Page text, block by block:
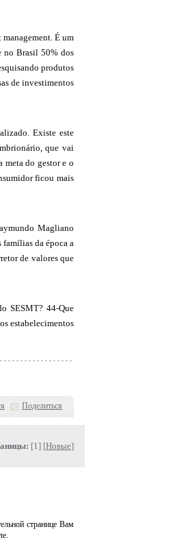
É um
no Brasil 50% dos
produtos
de investimentos
Existe este
que vai
do gestor e o
ficou mais
Magliano
famílias da época a
de valores que
SESMT? 44-Que
estabelecimentos
Поделиться
[1] [Новые]
странице Вам